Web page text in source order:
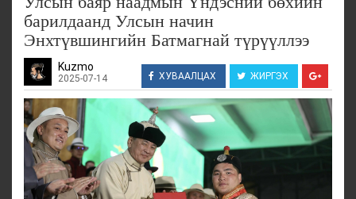
барилдаанд Улсын начин
Энхтүвшингийн Батмагнай түрүүллээ
Kuzmo
2025-07-14 ХУВААЛЦАХ ЖИРГЭХ